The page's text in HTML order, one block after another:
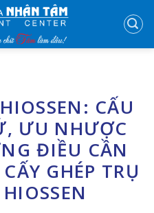
CẤU
ƯU NHƯỢC
ĐIỀU CẦN
GHÉP TRỤ